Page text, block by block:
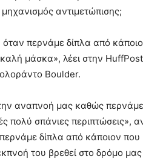
αντιμετώπισης;
περνάμε δίπλα από
μάσκα», λέει στην
Boulder.
αναπνοή μας καθώς
πολύ σπάνιες περιπτώσεις»,
δίπλα από κάποιον που
του βρεθεί στο δρόμο